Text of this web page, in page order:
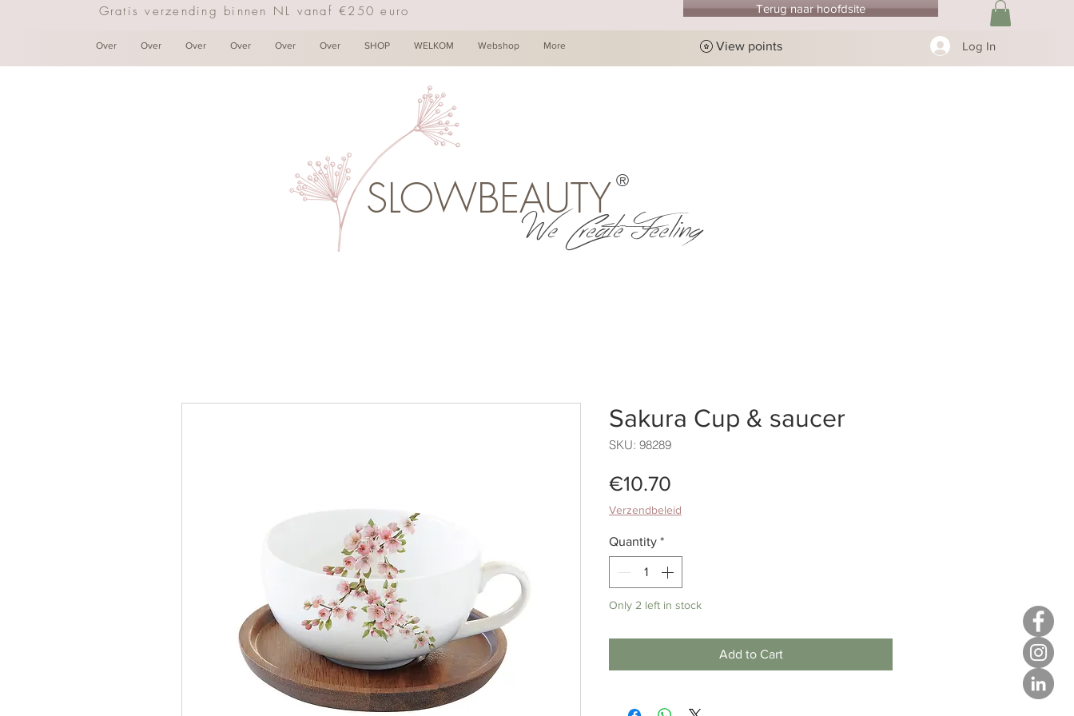
Gratis verzending binnen NL vanaf €250 euro Terug naar hoofdsite
Over Over Over Over Over Over SHOP WELKOM Webshop More View points Log In
SLOWBEAUTY ®
We Create Feeling
Sakura Cup & saucer
SKU: 98289
€10.70
Verzendbeleid
Quantity *
Only 2 left in stock
Add to Cart